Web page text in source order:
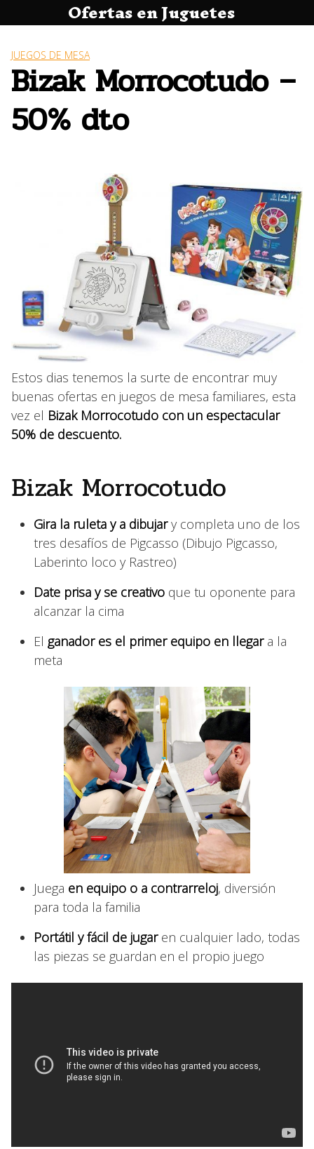
al
Ofertas en Juguetes
JUEGOS DE MESA
Bizak Morrocotudo –
50% dto
Estos dias tenemos la surte de encontrar muy
buenas ofertas en juegos de mesa familiares, esta
vez el Bizak Morrocotudo con un espectacular
50% de descuento.
Bizak Morrocotudo
Gira la ruleta y a dibujary completa uno de los
tres desafíos de Pigcasso (Dibujo Pigcasso,
Laberinto loco y Rastreo)
Date prisa y se creativo que tu oponente para
alcanzar la cima
El ganador es el primer equipo en llegara la
meta
Juega en equipo o a contrarreloj, diversión
para toda la familia
Portátil y fácil de jugaren cualquier lado, todas
las piezas se guardan en el propio juego